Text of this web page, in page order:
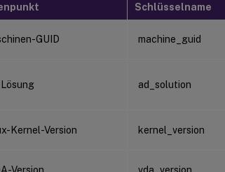
Schlüsselname
GUID machine_guid
ad_solution
Kernel-Version kernel_version
Version vda_version